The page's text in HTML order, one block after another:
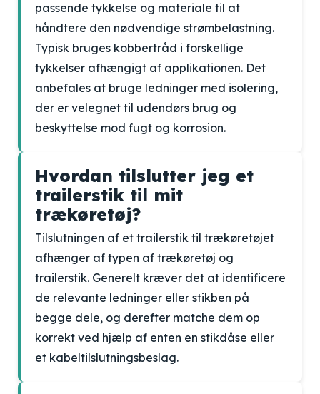
passende tykkelse og materiale til at
håndtere den nødvendige strømbelastning.
Typisk bruges kobbertråd i forskellige
tykkelser afhængigt af applikationen. Det
anbefales at bruge ledninger med isolering,
der er velegnet til udendørs brug og
beskyttelse mod fugt og korrosion.
Hvordan tilslutter jeg et
trailerstik til mit
trækøretøj?
Tilslutningen af et trailerstik til trækøretøjet
afhænger af typen af trækøretøj og
trailerstik. Generelt kræver det at identificere
de relevante ledninger eller stikben på
begge dele, og derefter matche dem op
korrekt ved hjælp af enten en stikdåse eller
et kabeltilslutningsbeslag.